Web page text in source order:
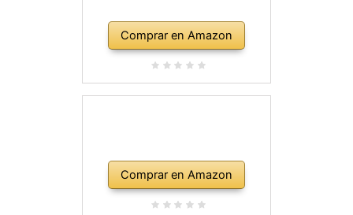
Comprar en Amazon
Comprar en Amazon